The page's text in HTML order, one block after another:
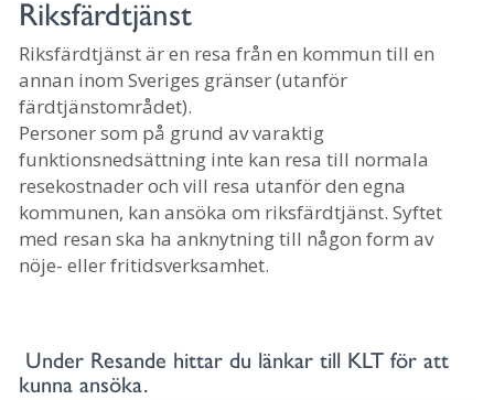
Riksfärdtjänst
Riksfärdtjänst är en resa från en kommun till en
annan inom Sveriges gränser (utanför
färdtjänstområdet).
Personer som på grund av varaktig
funktionsnedsättning inte kan resa till normala
resekostnader och vill resa utanför den egna
kommunen, kan ansöka om riksfärdtjänst. Syftet
med resan ska ha anknytning till någon form av
nöje- eller fritidsverksamhet.
Under Resande hittar du länkar till KLT för att
kunna ansöka.